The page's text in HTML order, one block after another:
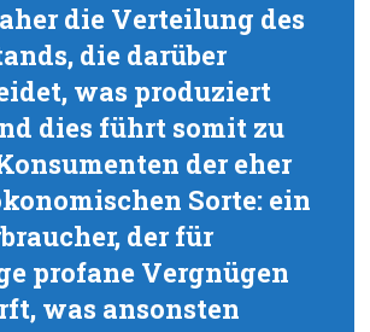
die Verteilung des
die darüber
was produziert
dies führt somit zu
der eher
Sorte: ein
der für
profane Vergnügen
was ansonsten